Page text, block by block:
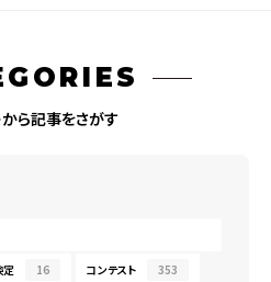
ら記事をさがす
定 16 コンテスト 353